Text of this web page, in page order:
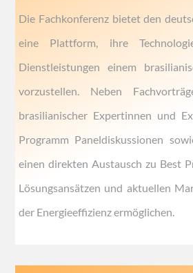
Die Fachkonferenz bietet den
eine Plattform, ihre
Dienstleistungen einem
vorzustellen. Neben
brasilianischer Expertinnen und
Programm Paneldiskussionen
einen direkten Austausch zu Best
Lösungsansätzen und aktuellen
der Energieeffizienz ermöglichen.